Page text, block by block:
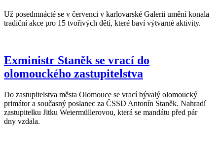
Už posedmnácté se v červenci v karlovarské Galerii umění konala
tradiční akce pro 15 tvořivých dětí, které baví výtvarné aktivity.
Exministr Staněk se vrací do
olomouckého zastupitelstva
Do zastupitelstva města Olomouce se vrací bývalý olomoucký
primátor a současný poslanec za ČSSD Antonín Staněk. Nahradí
zastupitelku Jitku Weiermüllerovou, která se mandátu před pár
dny vzdala.